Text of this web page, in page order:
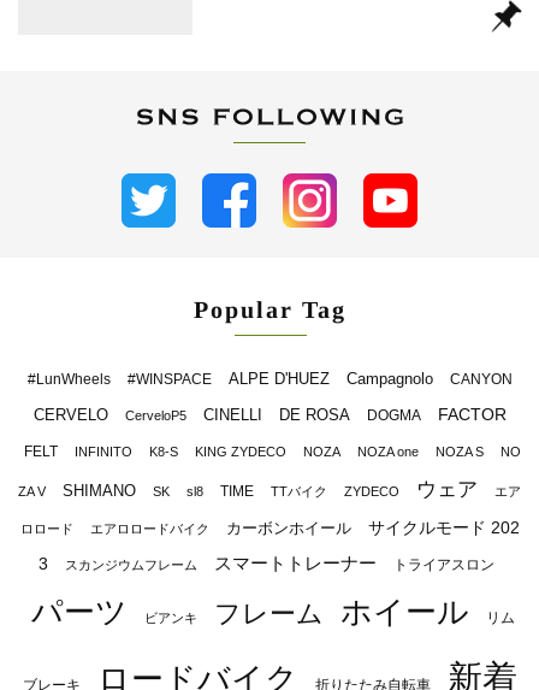
Popular Tag
#LunWheels #WINSPACE ALPE D'HUEZ Campagnolo CANYON
CERVELO CerveloP5 CINELLI DE ROSA DOGMA FACTOR
FELT INFINITO K8-S KING ZYDECO NOZA NOZA one NOZA S NO
ZA V SHIMANO SK sl8 TIME TTバイク ZYDECO ウェア エア
ロロード エアロロードバイク カーボンホイール
サイクルモード 202
3
スカンジウムフレーム スマートトレーナー トライアスロン
パーツ ビアンキ フレーム ホイール リム
ブレーキ ロードバイク 折りたたみ自転車
新着